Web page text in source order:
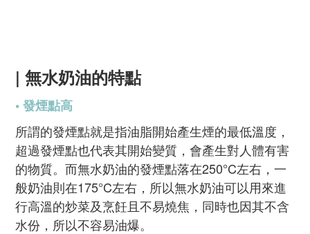
| 無水奶油的特點
• 發煙點高
所謂的發煙點就是指油脂開始產生煙的最低溫度，
超過發煙點也代表其開始變質，會產生對人體有害
的物質。而無水奶油的發煙點落在250°C左右，一
般奶油則在175°C左右，所以無水奶油可以用來進
行高溫的炒菜及烹飪且不易燒焦，同時也因其不含
水份，所以不容易油爆。